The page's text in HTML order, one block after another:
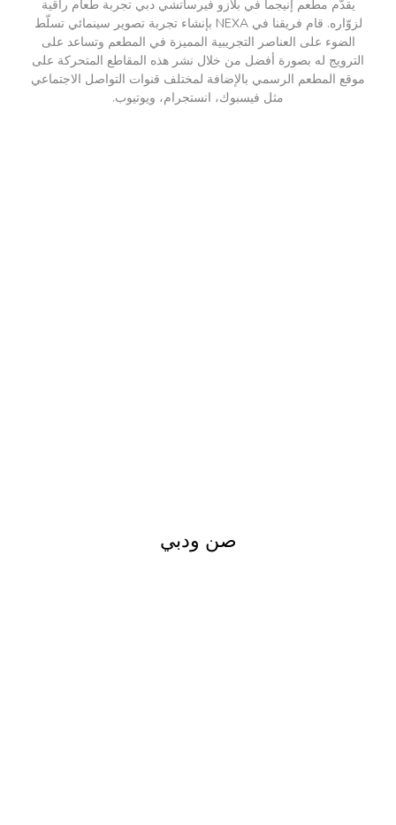
يقدّم مطعم إنيجما في بلازو فيرساتشي دبي تجربة طعام راقية
لزوّاره. قام فريقنا في NEXA بإنشاء تجربة تصوير سينمائي تسلّط
الضوء على العناصر التجريبية المميزة في المطعم وتساعد على
له بصورة أفضل من خلال نشر هذه المقاطع المتحركة على
المطعم الرسمي بالإضافة لمختلف قنوات التواصل الاجتماعي
مثل فيسبوك، انستجرام، ويوتيوب.
صن ودبي